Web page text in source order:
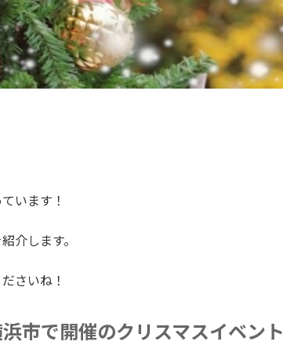
います！
介します。
さいね！
市で開催のクリスマスイベント